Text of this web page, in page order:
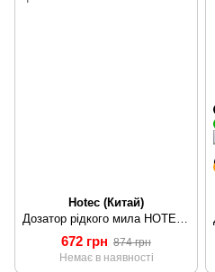
Hotec (Китай)
Дозатор рідкого мила HOTEC 13.141
672 грн 874 грн
Немає в наявності